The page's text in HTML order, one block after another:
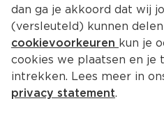
dan ga je akkoord dat wij
(versleuteld) kunnen
cookievoorkeuren kun je
cookies we plaatsen en je
intrekken. Lees meer in
privacy statement.